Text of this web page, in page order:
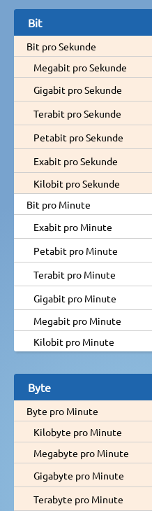
Bit
Bit pro Sekunde
Megabit pro Sekunde
Gigabit pro Sekunde
Terabit pro Sekunde
Petabit pro Sekunde
Exabit pro Sekunde
Kilobit pro Sekunde
Bit pro Minute
Exabit pro Minute
Petabit pro Minute
Terabit pro Minute
Gigabit pro Minute
Megabit pro Minute
Kilobit pro Minute
Byte
Byte pro Minute
Kilobyte pro Minute
Megabyte pro Minute
Gigabyte pro Minute
Terabyte pro Minute